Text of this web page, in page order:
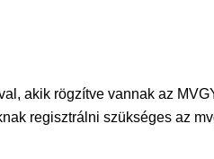
akik rögzítve vannak az
regisztrálni szükséges az